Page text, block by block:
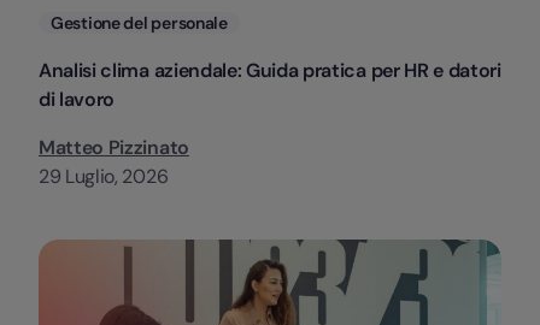
Categorie
Gestione del personale
Analisi clima aziendale: Guida pratica per HR e datori
di lavoro
Matteo Pizzinato
29 Luglio, 2026